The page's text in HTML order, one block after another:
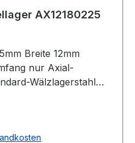
AX12180225
Breite 12mm
nur Axial-
Wälzlagerstahl